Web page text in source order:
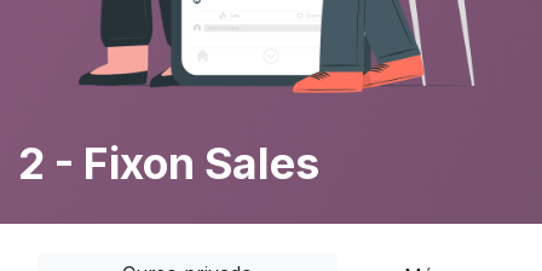
2 - Fixon Sales